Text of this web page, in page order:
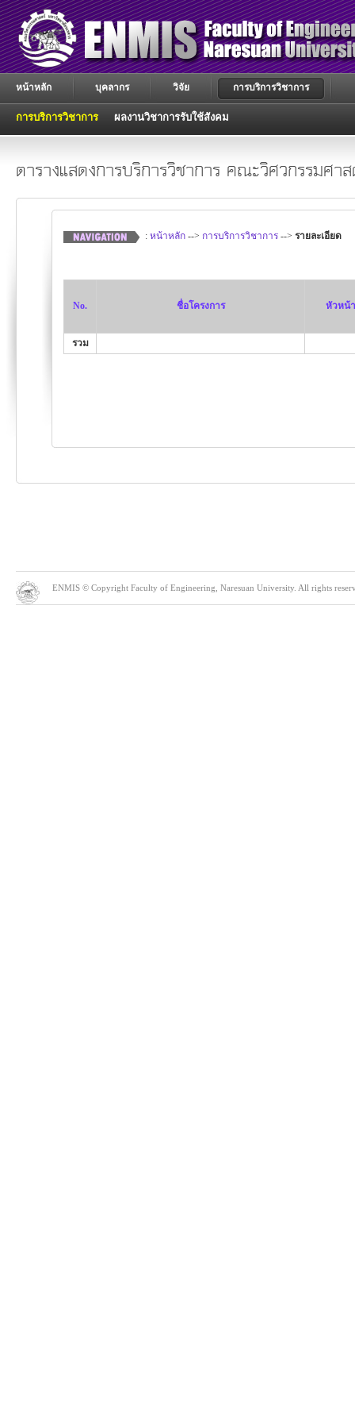
หน้าหลัก บุคลากร วิจัย การบริการวิชาการ
การบริการวิชาการ ผลงานวิชาการรับใช้สังคม
ตารางแสดงการบริการวิชาการ คณะวิศวกรรมศา
: หน้าหลัก --> การบริการวิชาการ --> รายละเอียด
No. ชื่อโครงการ หัวหน้
รวม
ENMIS © Copyright Faculty of Engineering, Naresuan University. All rights